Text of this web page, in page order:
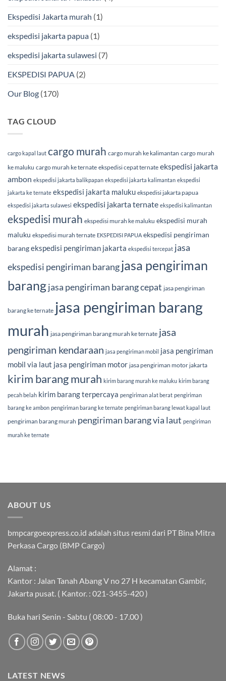
Ekspedisi Jakarta murah (1)
ekspedisi jakarta papua (1)
ekspedisi jakarta sulawesi (7)
EKSPEDISI PAPUA (2)
Our Blog (170)
TAG CLOUD
cargo kapal laut cargo murah cargo murah ke kalimantan cargo murah
ke maluku cargo murah ke ternate ekspedisi cepat ternate ekspedisi jakarta
ambon ekspedisi jakarta balikpapan ekspedisi jakarta kalimantan ekspedisi
jakarta ke ternate ekspedisi jakarta maluku ekspedisi jakarta papua
ekspedisi jakarta sulawesi ekspedisi jakarta ternate ekspedisi kalimantan
ekspedisi murah ekspedisi murah ke maluku ekspedisi murah
maluku ekspedisi murah ternate EKSPEDISI PAPUA ekspedisi pengiriman
barangekspedisi pengiriman jakarta ekspedisi tercepat jasa
ekspedisi pengiriman barangjasa pengiriman
barangjasa pengiriman barang cepat jasa pengiriman
barang ke ternate jasa pengiriman barang
murah jasa pengiriman barang murah ke ternate jasa
pengiriman kendaraan jasa pengiriman mobil jasa pengiriman
mobil via laut jasa pengiriman motor jasa pengiriman motor jakarta
kirim barang murah kirim barang murah ke maluku kirim barang
pecah belah kirim barang terpercaya pengiriman alat berat pengiriman
barang ke ambon pengiriman barang ke ternate pengiriman barang lewat kapal laut
pengiriman barang murah pengiriman barang via laut pengiriman
murah ke ternate
ABOUT US
bmpcargoexpress.co.id adalah situs resmi dari PT Bina Mitra
Perkasa Cargo (BMP Cargo)
Alamat :
Kantor : Jalan Tanah Abang V no 27 H kecamatan Gambir,
Jakarta pusat. ( Kantor. : 021-3455-420 )
Buka hari Senin - Sabtu ( 08:00 - 17.00 )
LATEST NEWS